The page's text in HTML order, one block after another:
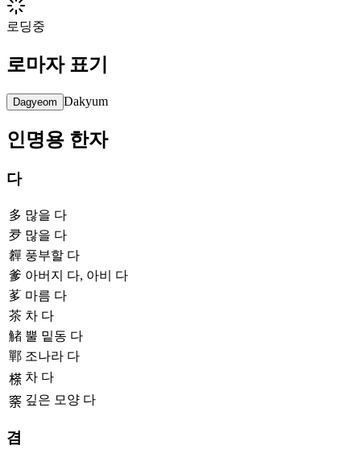
로딩중
로마자 표기
Dagyeom Dakyum
인명용 한자
다
多 많을 다
夛 많을 다
奲 풍부할 다
爹 아버지 다, 아비 다
茤 마름 다
茶 차 다
觰 뿔 밑동 다
鄲 조나라 다
𣘻 차 다
𥥸 깊은 모양 다
겸